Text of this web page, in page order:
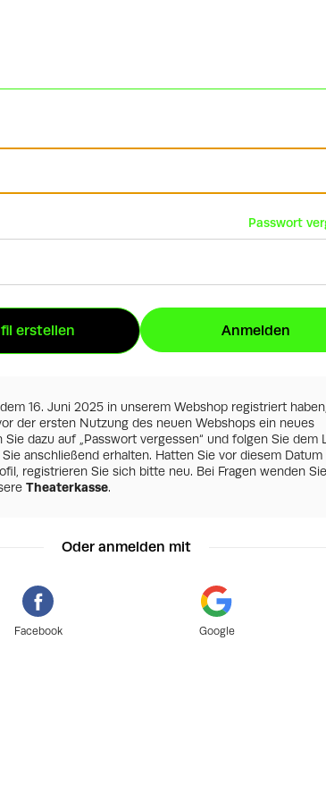
Passwort
erstellen Anmelden
16. Juni 2025 in unserem Webshop registriert haben,
der ersten Nutzung des neuen Webshops ein neues
Sie dazu auf „Passwort vergessen“ und folgen Sie dem
anschließend erhalten. Hatten Sie vor diesem Datum
registrieren Sie sich bitte neu. Bei Fragen wenden Sie
Theaterkasse.
Oder anmelden mit
Facebook Google